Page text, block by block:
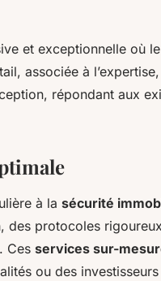
et exceptionnelle où
associée à
répondant aux
à la sécurité
des protocoles rigoureux
Ces services sur-
ou des